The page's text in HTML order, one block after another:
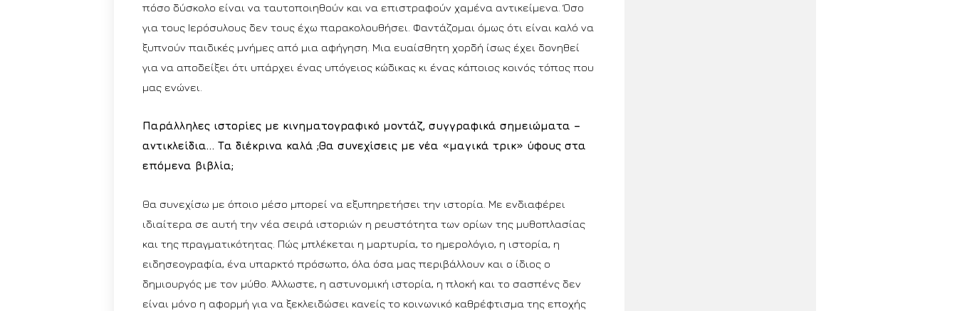
πόσο δύσκολο είναι να ταυτοποιηθούν και να επιστραφούν χαμένα αντικείμενα. Όσο
για τους Ιερόσυλους δεν τους έχω παρακολουθήσει. Φαντάζομαι όμως ότι είναι καλό να
ξυπνούν παιδικές μνήμες από μια αφήγηση. Μια ευαίσθητη χορδή ίσως έχει δονηθεί
για να αποδείξει ότι υπάρχει ένας υπόγειος κώδικας κι ένας κάποιος κοινός τόπος που
μας ενώνει.
Παράλληλες ιστορίες με κινηματογραφικό μοντάζ, συγγραφικά σημειώματα –
αντικλείδια… Τα διέκρινα καλά ;Θα συνεχίσεις με νέα «μαγικά τρικ» ύφους στα
επόμενα βιβλία;
Θα συνεχίσω με όποιο μέσο μπορεί να εξυπηρετήσει την ιστορία. Με ενδιαφέρει
ιδιαίτερα σε αυτή την νέα σειρά ιστοριών η ρευστότητα των ορίων της μυθοπλασίας
και της πραγματικότητας. Πώς μπλέκεται η μαρτυρία, το ημερολόγιο, η ιστορία, η
ειδησεογραφία, ένα υπαρκτό πρόσωπο, όλα όσα μας περιβάλλουν και ο ίδιος ο
δημιουργός με τον μύθο. Άλλωστε, η αστυνομική ιστορία, η πλοκή και το σασπένς δεν
είναι μόνο η αφορμή για να ξεκλειδώσει κανείς το κοινωνικό καθρέφτισμα της εποχής